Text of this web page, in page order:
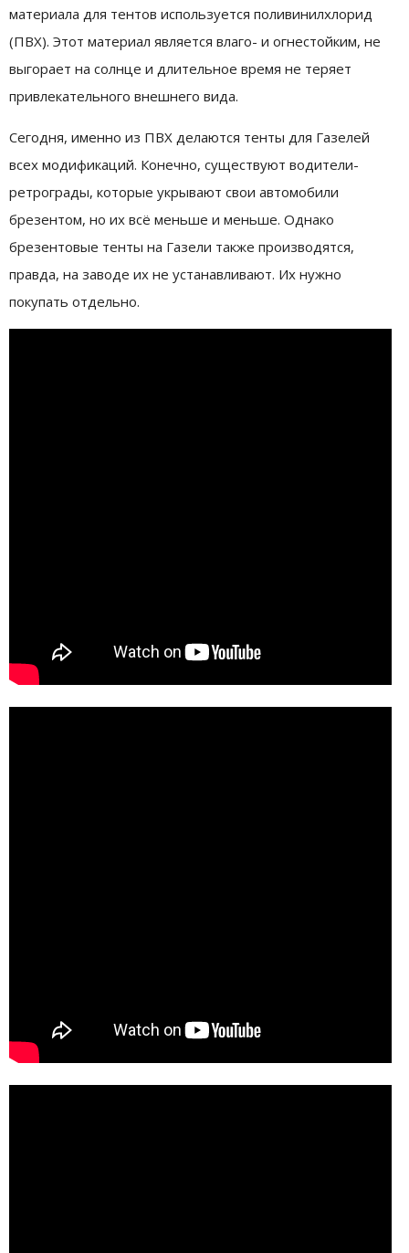
материала для тентов используется поливинилхлорид
(ПВХ). Этот материал является влаго- и огнестойким, не
выгорает на солнце и длительное время не теряет
привлекательного внешнего вида.
Сегодня, именно из ПВХ делаются тенты для Газелей
всех модификаций. Конечно, существуют водители-
ретрограды, которые укрывают свои автомобили
брезентом, но их всё меньше и меньше. Однако
брезентовые тенты на Газели также производятся,
правда, на заводе их не устанавливают. Их нужно
покупать отдельно.